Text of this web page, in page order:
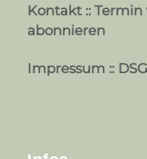
Kontakt :: Termin
abonnieren
Impressum ::